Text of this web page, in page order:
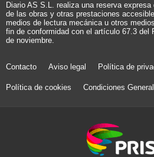
Diario AS S.L. realiza una reserva
de las obras y otras prestaciones
medios de lectura mecánica u otros
fin de conformidad con el artículo 67.3 del
de noviembre.
Contacto Aviso legal Política de
Política de cookies Condiciones